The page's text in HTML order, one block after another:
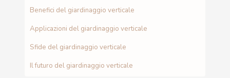
Benefici del giardinaggio verticale
Applicazioni del giardinaggio verticale
Sfide del giardinaggio verticale
Il futuro del giardinaggio verticale